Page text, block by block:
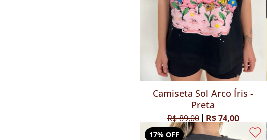
Camiseta Sol Arco Íris -
Preta
R$ 89,00 R$ 74,00
17% OFF